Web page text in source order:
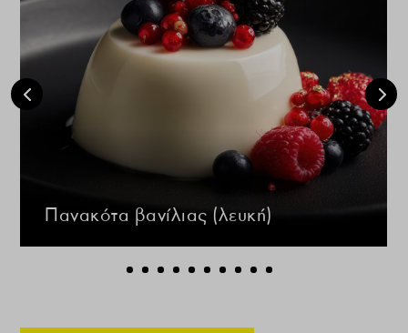
Πανακότα βανίλιας (λευκή)